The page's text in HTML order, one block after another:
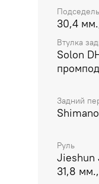
30,4
Втулка
Solon
Задний
Руль
Jieshun
31,8